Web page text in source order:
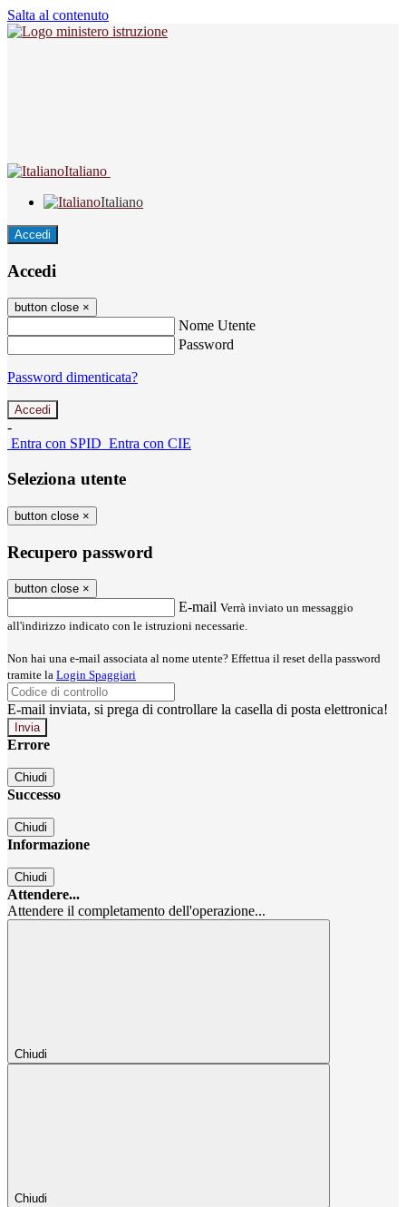
Salta al contenuto
Italiano
Italiano
Accedi
Accedi
button close ×
Nome Utente
Password
Password dimenticata?
-
Entra con SPID Entra con CIE
Seleziona utente
button close ×
Recupero password
button close ×
E-mail Verrà inviato un messaggio
all'indirizzo indicato con le istruzioni necessarie.
Non hai una e-mail associata al nome utente? Effettua il reset della password
tramite la Login Spaggiari
E-mail inviata, si prega di controllare la casella di posta elettronica!
Errore
Chiudi
Successo
Chiudi
Informazione
Chiudi
Attendere...
Attendere il completamento dell'operazione...
Chiudi
Chiudi